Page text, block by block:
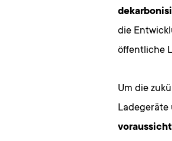
die
öffentliche
Um die
Ladegeräte